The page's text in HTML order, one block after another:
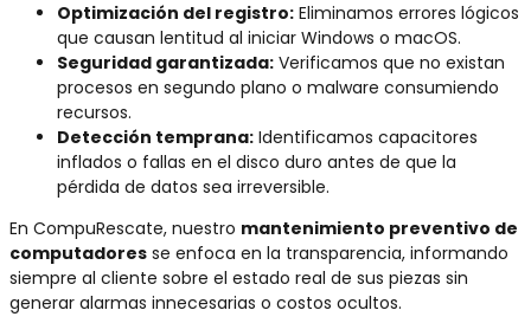
Optimización del registro: Eliminamos errores lógicos
que causan lentitud al iniciar Windows o macOS.
Seguridad garantizada: Verificamos que no existan
procesos en segundo plano o malware consumiendo
recursos.
Detección temprana: Identificamos capacitores
inflados o fallas en el disco duro antes de que la
pérdida de datos sea irreversible.
En CompuRescate, nuestro mantenimiento preventivo de
computadores se enfoca en la transparencia, informando
siempre al cliente sobre el estado real de sus piezas sin
generar alarmas innecesarias o costos ocultos.